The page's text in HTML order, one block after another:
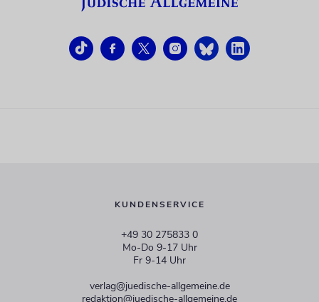
KUNDENSERVICE
+49 30 275833 0
Mo-Do 9-17 Uhr
Fr 9-14 Uhr
verlag@juedische-allgemeine.de
redaktion@juedische-allgemeine.de